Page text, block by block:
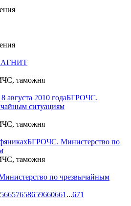
таможня
августа 2010 годаБГРОЧС.
ситуациям
таможня
БГРОЧС. Министерство по
таможня
по чрезвычайным
657658659660661 ...671